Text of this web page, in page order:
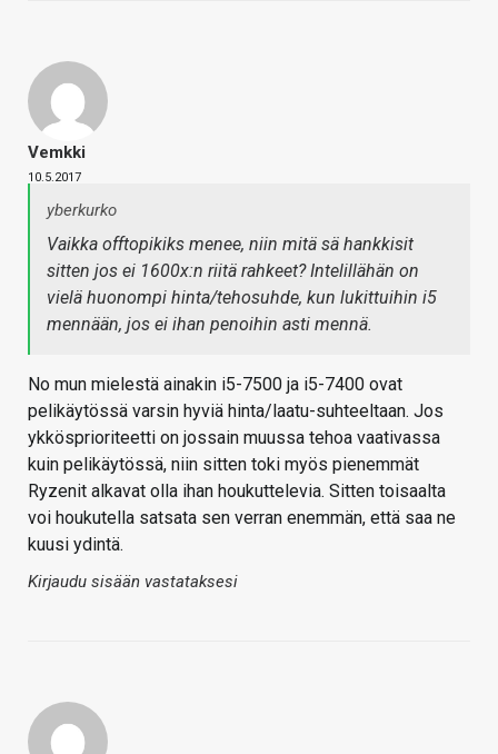
Vemkki
10.5.2017
yberkurko
Vaikka offtopikiks menee, niin mitä sä hankkisit
sitten jos ei 1600x:n riitä rahkeet? Intelillähän on
vielä huonompi hinta/tehosuhde, kun lukittuihin i5
mennään, jos ei ihan penoihin asti mennä.
No mun mielestä ainakin i5-7500 ja i5-7400 ovat
pelikäytössä varsin hyviä hinta/laatu-suhteeltaan. Jos
ykkösprioriteetti on jossain muussa tehoa vaativassa
kuin pelikäytössä, niin sitten toki myös pienemmät
Ryzenit alkavat olla ihan houkuttelevia. Sitten toisaalta
voi houkutella satsata sen verran enemmän, että saa ne
kuusi ydintä.
Kirjaudu sisään vastataksesi